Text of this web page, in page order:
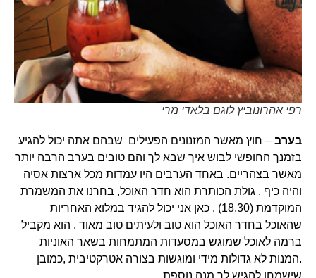
רפי אהרונוביץ לוגם בלאדי מרי
בערב– חוץ מאשר המזנונים הפעילים שבהם אתה יכול להגיע
בזמנך החופשי לבוש איך שבא לך והם טובים בערב הרבה יותר
מאשר בצהריים. באחד הערבים היו עמדות מכל ארצות אסיה
והיה כיף . גולת הכותרת הוא חדר האוכל, בחרנו את המשמרת
המוקדמת (18.30) . כאן אני יכול להגיד במלוא האחריות
שהאוכל בחדר האוכל הוא טוב ולעיתים טוב מאוד . הוא מקביל
ברמה לאוכל שמוגש במסעדות המתמחות בשאר האוניות
.המנות לא גדולות מידי ומוגשות בצורה אטרקטיבית ,כמובן
שישמחו להגיש לך מנה נוספת .